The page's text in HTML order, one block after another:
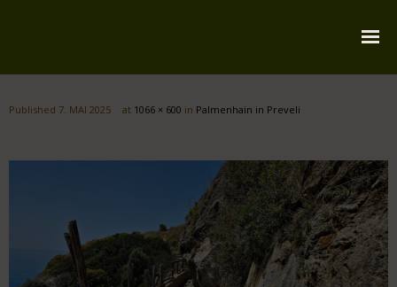
Kontakt
Impressum
Published 7. MAI 2025 at 1066 × 600 in Palmenhain in Preveli